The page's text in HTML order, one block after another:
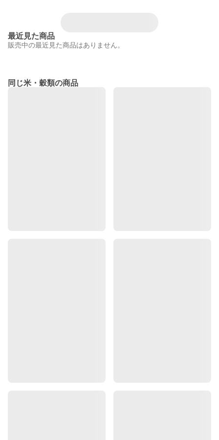
最近見た商品
販売中の最近見た商品はありません。
同じ米・穀類の商品